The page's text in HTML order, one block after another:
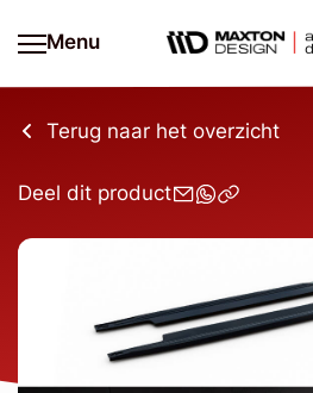
Menu
Terug naar het overzicht
Deel dit product